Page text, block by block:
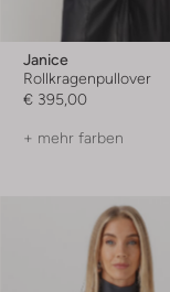
Janice
Rollkragenpullover
€ 395,00
+ mehr farben